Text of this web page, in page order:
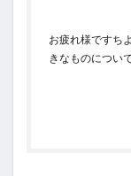
お疲れ様ですち
きなものについ